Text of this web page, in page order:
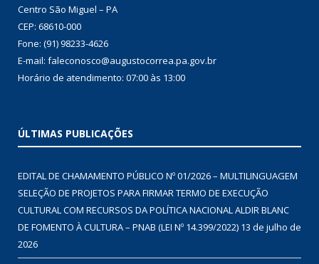
Centro São Miguel – PA
CEP: 68610-000
Fone: (91) 98233-4626
E-mail: faleconosco@augustocorrea.pa.gov.br
Horário de atendimento: 07:00 às 13:00
ÚLTIMAS PUBLICAÇÕES
EDITAL DE CHAMAMENTO PÚBLICO Nº 01/2026 – MULTILINGUAGEM
SELEÇÃO DE PROJETOS PARA FIRMAR TERMO DE EXECUÇÃO
CULTURAL COM RECURSOS DA POLÍTICA NACIONAL ALDIR BLANC
DE FOMENTO À CULTURA – PNAB (LEI Nº 14.399/2022) 13 de julho de
2026